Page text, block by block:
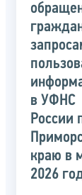
в УФНС
России
краю в
2026